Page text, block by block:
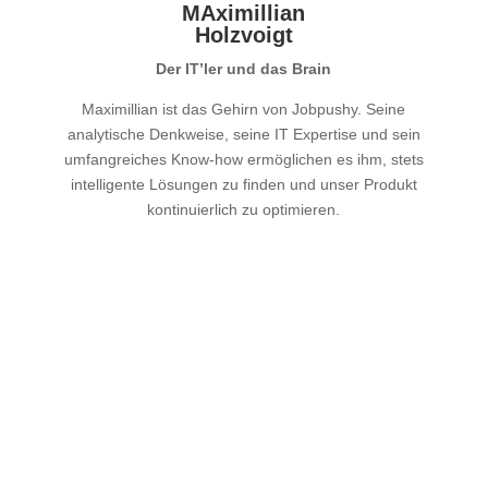
MAximillian
Holzvoigt
Der IT’ler und das Brain
Maximillian ist das Gehirn von Jobpushy. Seine
analytische Denkweise, seine IT Expertise und sein
umfangreiches Know-how ermöglichen es ihm, stets
intelligente Lösungen zu finden und unser Produkt
kontinuierlich zu optimieren.